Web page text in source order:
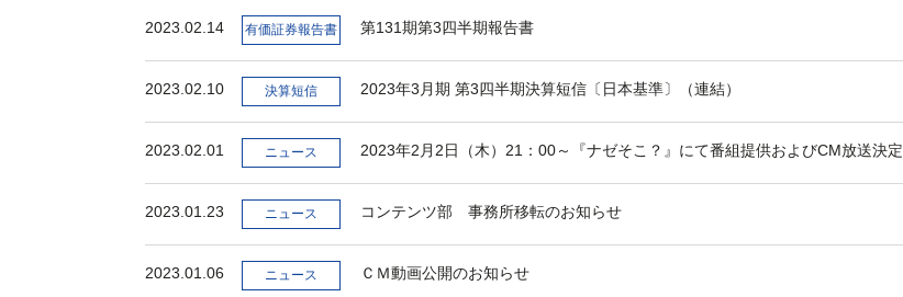
2023.02.14 有価証券報告書 第131期第3四半期報告書
2023.02.10 決算短信 2023年3月期 第3四半期決算短信〔日本基準〕（連結）
2023.02.01 ニュース 2023年2月2日（木）21：00～『ナゼそこ？』にて番組提供およびCM放送決定
2023.01.23 ニュース コンテンツ部 事務所移転のお知らせ
2023.01.06 ニュース ＣＭ動画公開のお知らせ